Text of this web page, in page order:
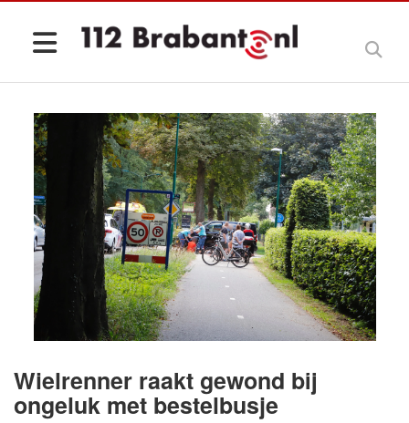
Wielrenner raakt gewond bij
ongeluk met bestelbusje